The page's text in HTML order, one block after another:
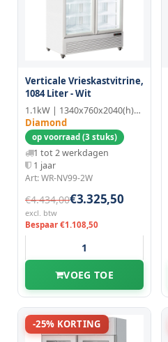
Verticale Vrieskastvitrine,
1084 Liter - Wit
1.1kW | 1340x760x2040(h)mm
Diamond
op voorraad (3 stuks)
1 tot 2 werkdagen
1 jaar
Art: WR-NV99-2W
€4.434,00€3.325,50
excl. btw
Bespaar €1.108,50
VOEG TOE
-25% KORTING